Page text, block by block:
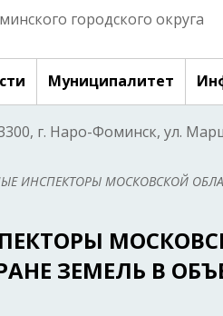
городского округа
Муниципалитет
г. Наро-Фоминск, ул.
ИНСПЕКТОРЫ МОСКОВСКОЙ
ЗЕМЕЛЬ В